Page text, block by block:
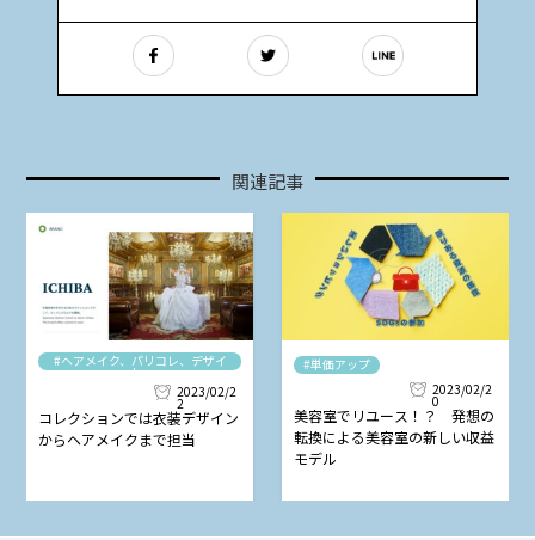
関連記事
#ヘアメイク、パリコレ、デザイ
ナー
2023/02/2
2
コレクションでは衣装デザイン
からヘアメイクまで担当
#単価アップ
2023/02/2
0
美容室でリユース！？ 発想の
転換による美容室の新しい収益
モデル